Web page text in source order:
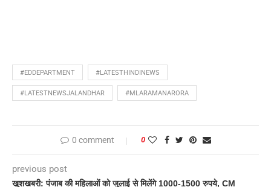
#EDDEPARTMENT #LATESTHINDINEWS
#LATESTNEWSJALANDHAR #MLARAMANARORA
0 comment 0
previous post
खुशखबरी: पंजाब की महिलाओं को जुलाई से मिलेंगे 1000-1500 रुपये, CM